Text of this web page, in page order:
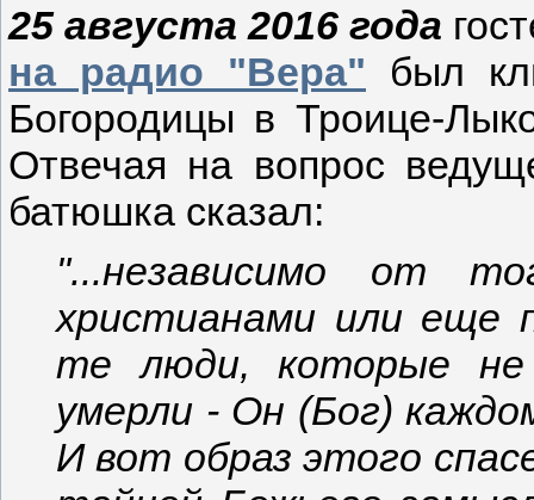
25 августа 2016 года
на радио "Вера"
был
Богородицы в Троице-
Отвечая на вопрос
батюшка сказал:
"...независимо от
христианами или еще
те люди, которые
умерли - Он (Бог)
И вот образ этого